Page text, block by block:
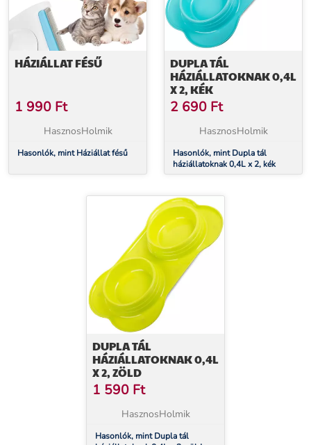
HÁZIÁLLAT FÉSŰ
1 990 Ft
HasznosHolmik
Hasonlók, mint Háziállat fésű
DUPLA TÁL
HÁZIÁLLATOKNAK 0,4L
X 2, KÉK
2 690 Ft
HasznosHolmik
Hasonlók, mint Dupla tál
háziállatoknak 0,4L x 2, kék
DUPLA TÁL
HÁZIÁLLATOKNAK 0,4L
X 2, ZÖLD
1 590 Ft
HasznosHolmik
Hasonlók, mint Dupla tál